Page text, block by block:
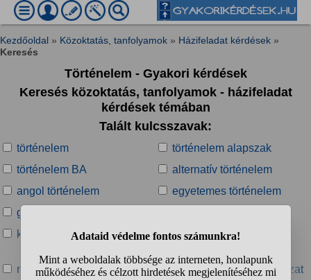
Kezdőoldal » Közoktatás, tanfolyamok » Házifeladat kérdések »
Keresés
Történelem - Gyakori kérdések
Keresés közoktatás, tanfolyamok - házifeladat
kérdések témában
Talált kulcsszavak:
történelem
történelem alapszak
történelem BA
alternatív történelem
angol történelem
egyetemes történelem
görög történelem
koreai történelem
középkori magyar
magyar történelem
magyar-történelem tagozat